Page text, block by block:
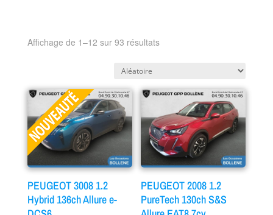
Affichage de 1–12 sur 93 résultats
PEUGEOT 3008 1.2
Hybrid 136ch Allure e-
PEUGEOT 2008 1.2
PureTech 130ch S&S